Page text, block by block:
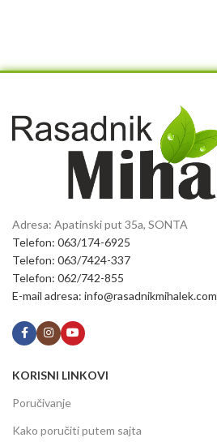
Adresa: Apatinski put 35a, SONTA
Telefon: 063/174-6925
Telefon: 063/7424-337
Telefon: 062/742-855
E-mail adresa: info@rasadnikmihalek.com
KORISNI LINKOVI
Poručivanje
Kako poručiti putem sajta